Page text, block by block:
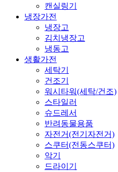
캔실링기
냉장가전
냉장고
김치냉장고
냉동고
생활가전
세탁기
건조기
워시타워(세탁/건조)
스타일러
슈드레서
반려동물용품
자전거(전기자전거)
스쿠터(전동스쿠터)
악기
드라이기